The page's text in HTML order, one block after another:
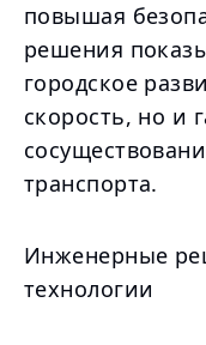
повышая
решения
городское
скорость, но и
транспорта.
Инженерные
технологии